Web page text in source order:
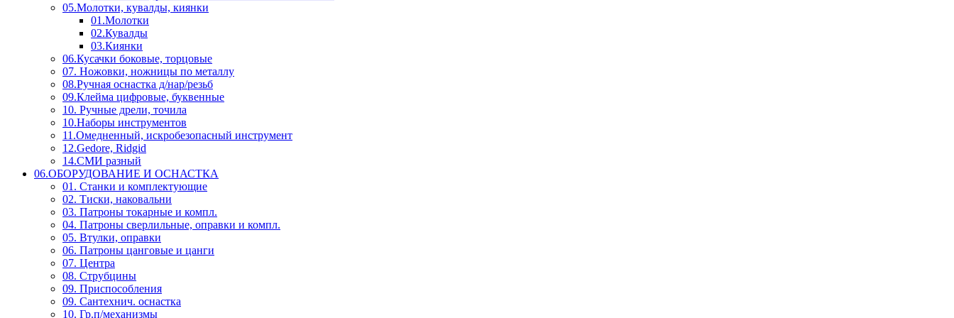
05.Молотки, кувалды, киянки
01.Молотки
02.Кувалды
03.Киянки
06.Кусачки боковые, торцовые
07. Ножовки, ножницы по металлу
08.Ручная оснастка д/нар/резьб
09.Клейма цифровые, буквенные
10. Ручные дрели, точила
10.Наборы инструментов
11.Омедненный, искробезопасный инструмент
12.Gedore, Ridgid
14.СМИ разный
06.ОБОРУДОВАНИЕ И ОСНАСТКА
01. Станки и комплектующие
02. Тиски, наковальни
03. Патроны токарные и компл.
04. Патроны сверлильные, оправки и компл.
05. Втулки, оправки
06. Патроны цанговые и цанги
07. Центра
08. Струбцины
09. Приспособления
09. Сантехнич. оснастка
10. Гр.п/механизмы